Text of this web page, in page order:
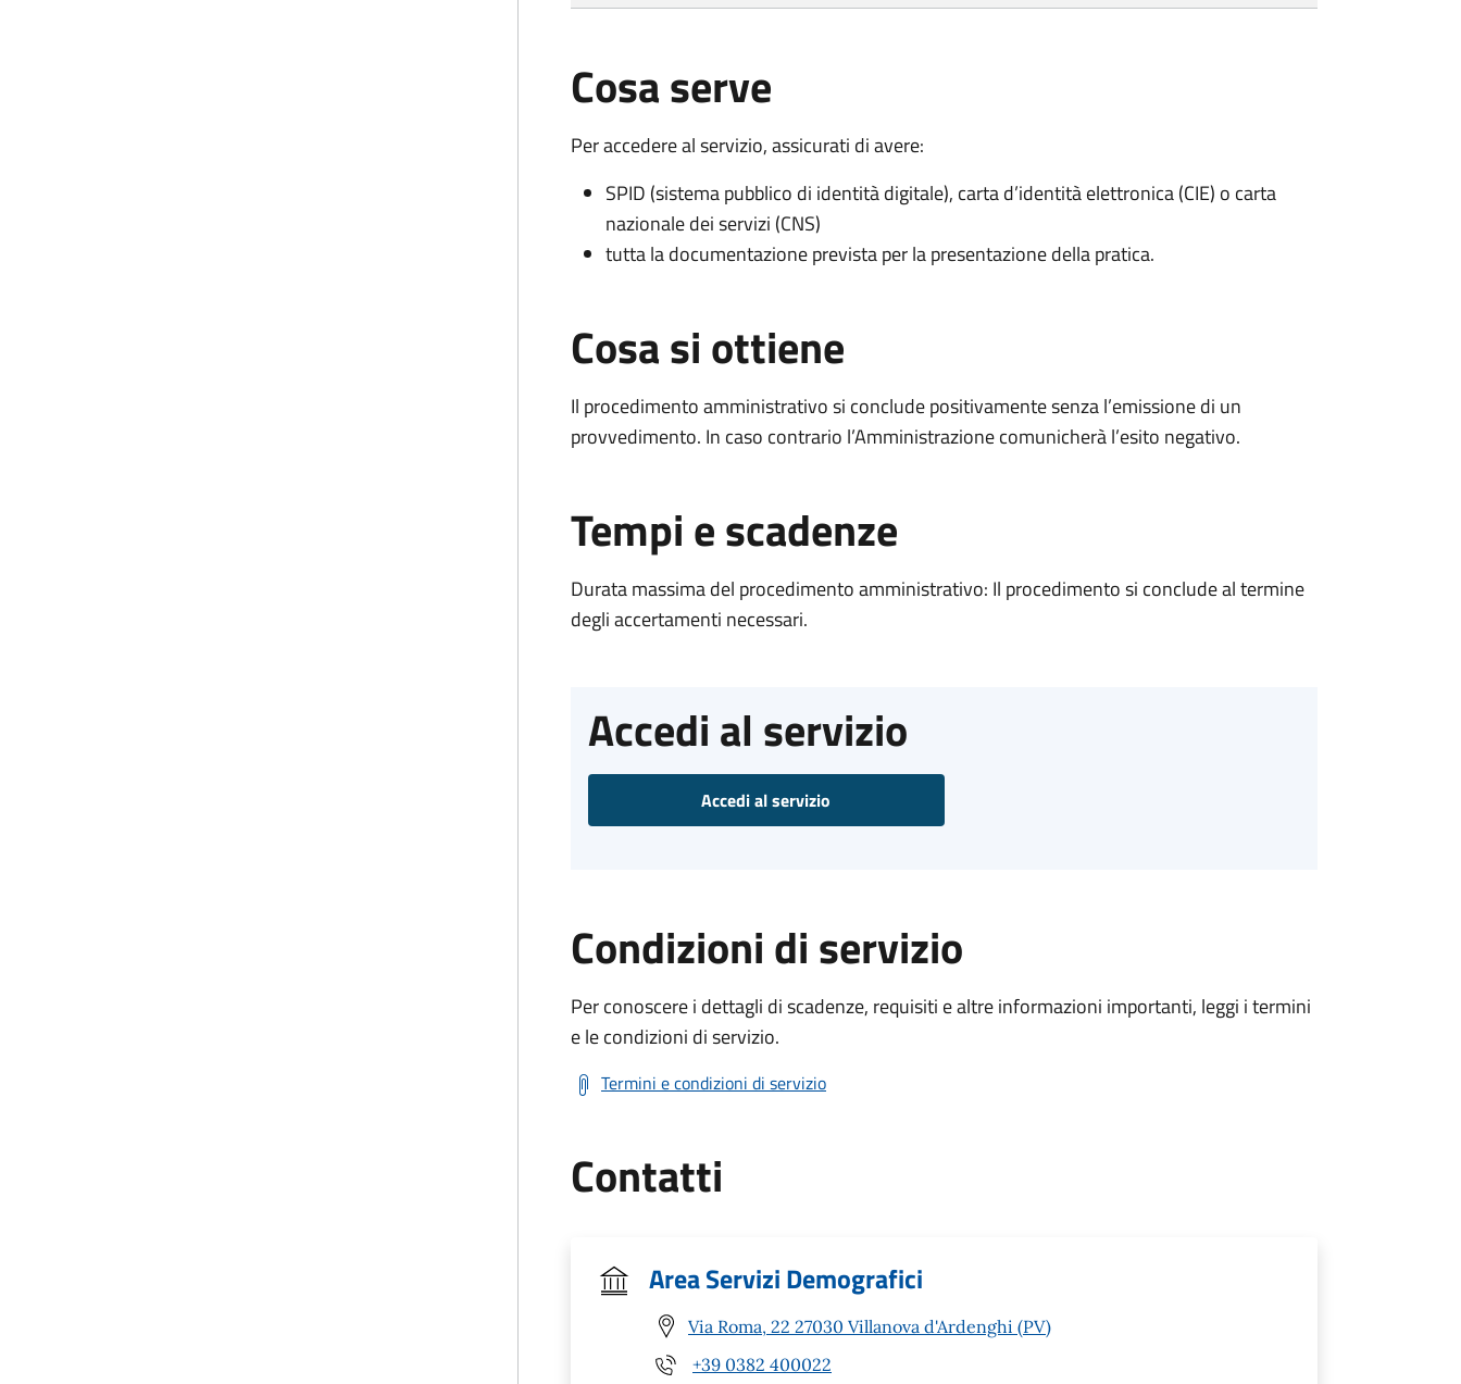
Cosa serve
Per accedere al servizio, assicurati di avere:
SPID (sistema pubblico di identità digitale), carta d’identità elettronica (CIE) o carta
nazionale dei servizi (CNS)
tutta la documentazione prevista per la presentazione della pratica.
Cosa si ottiene
Il procedimento amministrativo si conclude positivamente senza l’emissione di un
provvedimento. In caso contrario l’Amministrazione comunicherà l’esito negativo.
Tempi e scadenze
Durata massima del procedimento amministrativo: Il procedimento si conclude al termine
degli accertamenti necessari.
Accedi al servizio
Accedi al servizio
Condizioni di servizio
Per conoscere i dettagli di scadenze, requisiti e altre informazioni importanti, leggi i termini
e le condizioni di servizio.
Termini e condizioni di servizio
Contatti
Area Servizi Demografici
Via Roma, 22 27030 Villanova d'Ardenghi (PV)
+39 0382 400022